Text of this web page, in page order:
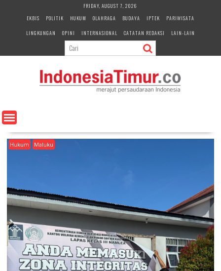
e
n
FRIDAY, AUGUST 7, 2026
EKBIS
POLITIK HUKUM OLAHRAGA BUDAYA IPTEK
PARIWISATA
LINGKUNGAN
OPINI INTERNASIONAL CATATAN REDAKSI LAIN-LAIN
Hukum Maluku